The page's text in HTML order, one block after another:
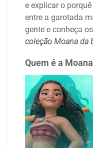
e explicar o
entre a garotada
gente e conheça
coleção Moana da
Quem é a